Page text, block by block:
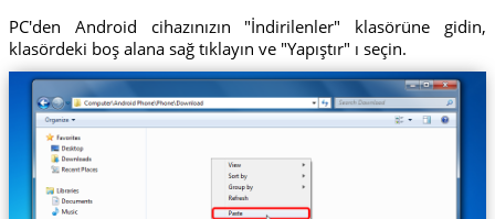
PC'den Android cihazınızın "İndirilenler" klasörüne gidin,
klasördeki boş alana sağ tıklayın ve "Yapıştır" ı seçin.